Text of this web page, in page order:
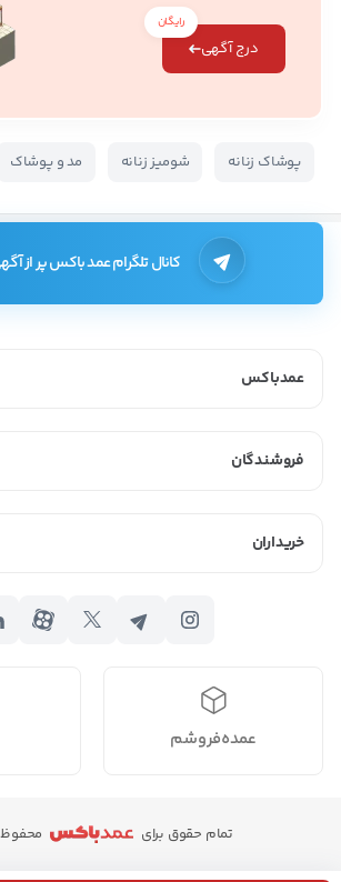
درج آگهی
رایگان
پوشاک زنانه شومیز زنانه مد و پوشاک
کانال تلگرام عمد باکس پر از
عمدباکس
فروشندگان
خریداران
عمده‌فروشم
تمام حقوق برای